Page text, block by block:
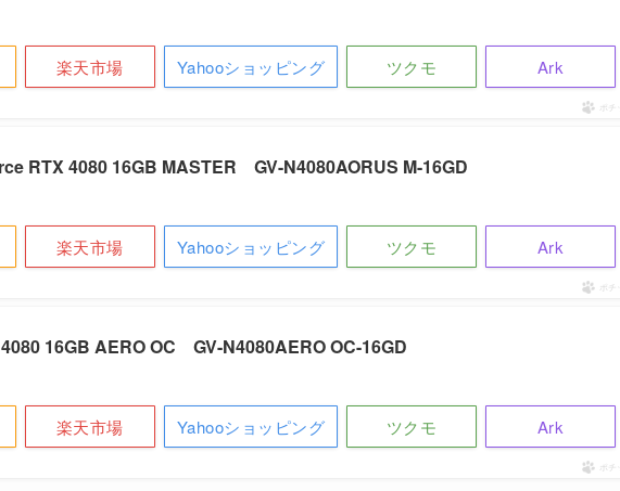
楽天市場 Yahooショッピング ツクモ Ark
ポチ
RTX 4080 16GB MASTER GV-N4080AORUS M-16GD
楽天市場 Yahooショッピング ツクモ Ark
ポチ
16GB AERO OC GV-N4080AERO OC-16GD
楽天市場 Yahooショッピング ツクモ Ark
ポチ